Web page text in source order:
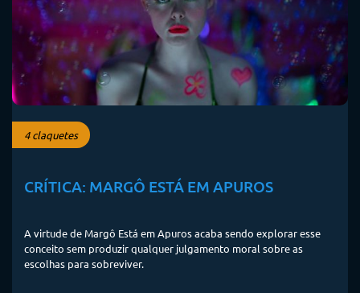
4 claquetes
CRÍTICA: MARGÔ ESTÁ EM APUROS
A virtude de Margô Está em Apuros acaba sendo explorar esse
conceito sem produzir qualquer julgamento moral sobre as
escolhas para sobreviver.